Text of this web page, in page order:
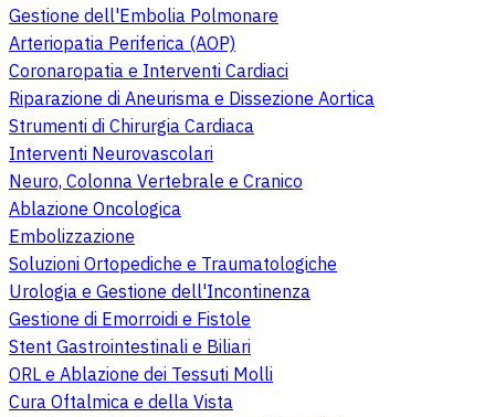
Gestione dell'Embolia Polmonare
Arteriopatia Periferica (AOP)
Coronaropatia e Interventi Cardiaci
Riparazione di Aneurisma e Dissezione Aortica
Strumenti di Chirurgia Cardiaca
Interventi Neurovascolari
Neuro, Colonna Vertebrale e Cranico
Ablazione Oncologica
Embolizzazione
Soluzioni Ortopediche e Traumatologiche
Urologia e Gestione dell'Incontinenza
Gestione di Emorroidi e Fistole
Stent Gastrointestinali e Biliari
ORL e Ablazione dei Tessuti Molli
Cura Oftalmica e della Vista